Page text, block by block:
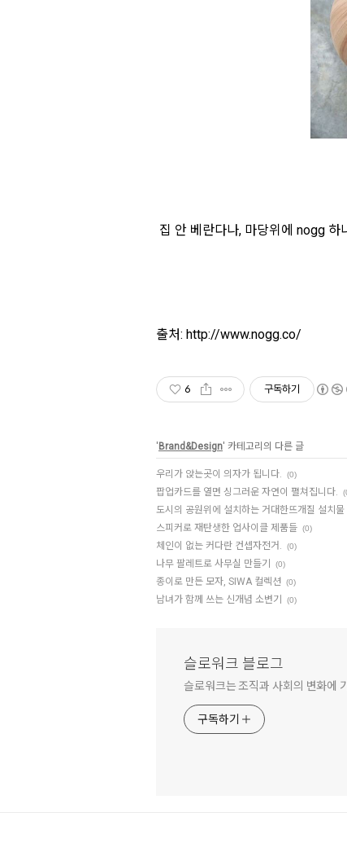
집 안 베란다나, 마당위에 nogg
출처: http://www.nogg.co/
6 구독하기
' Brand&Design' 카테고리의 다른 글
우리가 앉는곳이 의자가 됩니다. (0)
팝업카드를 열면 싱그러운 자연이 펼쳐집니다.
도시의 공원위에 설치하는 거대한뜨개질 설치물
스피커로 재탄생한 업사이클 제품들 (0)
체인이 없는 커다란 컨셉자전거. (0)
나무 팔레트로 사무실 만들기 (0)
종이로 만든 모자, SIWA 컬렉션 (0)
남녀가 함께 쓰는 신개념 소변기 (0)
슬로워크 블로그
슬로워크는 조직과 사회의 변화에
구독하기